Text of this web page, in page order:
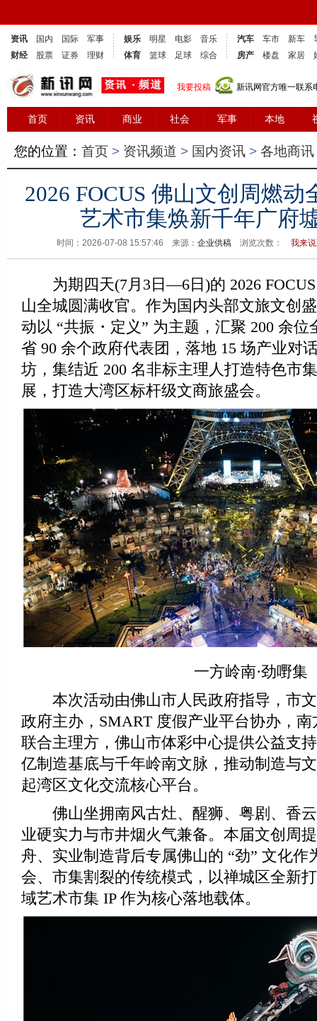
资讯 国内 国际
军事
财经
股票 证券 理财
娱乐 明星 电影
音乐
体育
篮球 足球 综合
汽车 车市 新车
房产
楼盘 家居
我要投稿 新讯网官方唯一联
首页 资讯 商业 社会 军事 本地
您的位置： 首页 > 资讯频道 > 国内资讯 > 各地商讯
2026 FOCUS 佛山文创周燃动
艺术市集焕新千年广府
时间：2026-07-08 15:57:46 来源： 企业供稿 浏览次数： 我来
为期四天(7月3日—6日)的 2026 FOCUS
山全城圆满收官。作为国内头部文旅文创
动以 “共振・定义” 为主题，汇聚 200 余位
省 90 余个政府代表团，落地 15 场产业对
坊，集结近 200 名非标主理人打造特色市
展，打造大湾区标杆级文商旅盛会。
一方岭南·劲嘢集
本次活动由佛山市人民政府指导，市文
政府主办，SMART 度假产业平台协办，
联合主理方，佛山市体彩中心提供公益支
亿制造基底与千年岭南文脉，推动制造与
起湾区文化交流核心平台。
佛山坐拥南风古灶、醒狮、粤剧、香云
业硬实力与市井烟火气兼备。本届文创周
舟、实业制造背后专属佛山的 “劲” 文化作
会、市集割裂的传统模式，以禅城区全新
域艺术市集 IP 作为核心落地载体。